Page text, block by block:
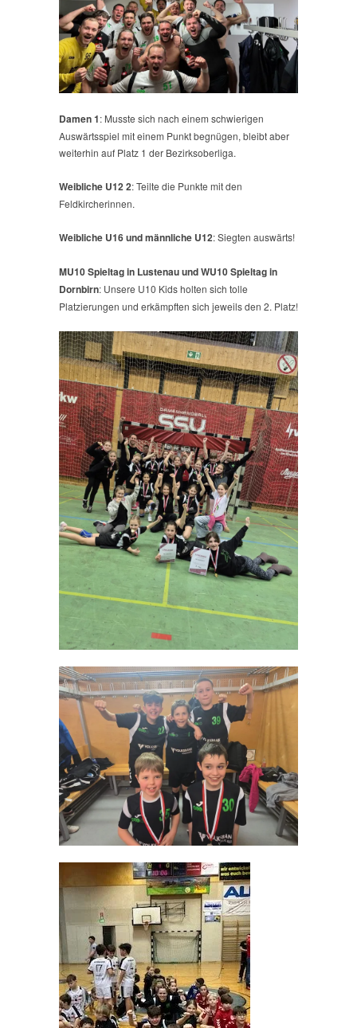
Damen 1: Musste sich nach einem schwierigen
Auswärtsspiel mit einem Punkt begnügen, bleibt aber
weiterhin auf Platz 1 der Bezirksoberliga.
Weibliche U12 2: Teilte die Punkte mit den
Feldkircherinnen.
Weibliche U16 und männliche U12: Siegten auswärts!
MU10 Spieltag in Lustenau und WU10 Spieltag in
Dornbirn: Unsere U10 Kids holten sich tolle
Platzierungen und erkämpften sich jeweils den 2. Platz!